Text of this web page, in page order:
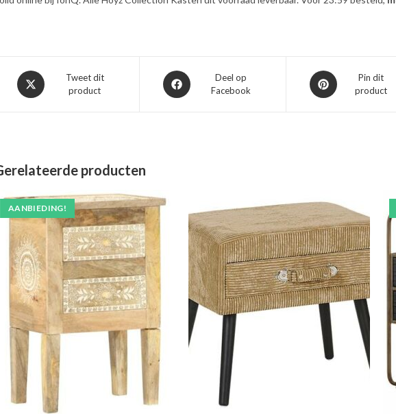
Opent
in
Tweet dit
product
Opent
in
Deel op
Facebook
Opent
in
Pin dit
product
producten
AANBIEDING!